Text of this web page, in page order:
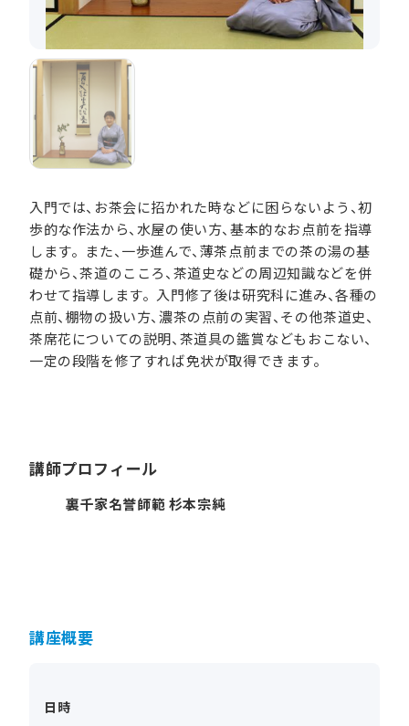
入門では、お茶会に招かれた時などに困らないよう、初
歩的な作法から、水屋の使い方、基本的なお点前を指導
します。また、一歩進んで、薄茶点前までの茶の湯の基
礎から、茶道のこころ、茶道史などの周辺知識などを併
わせて指導します。入門修了後は研究科に進み、各種の
点前、棚物の扱い方、濃茶の点前の実習、その他茶道史、
茶席花についての説明、茶道具の鑑賞などもおこない、
一定の段階を修了すれば免状が取得できます。
講師プロフィール
裏千家名誉師範 杉本宗純
講座概要
日時